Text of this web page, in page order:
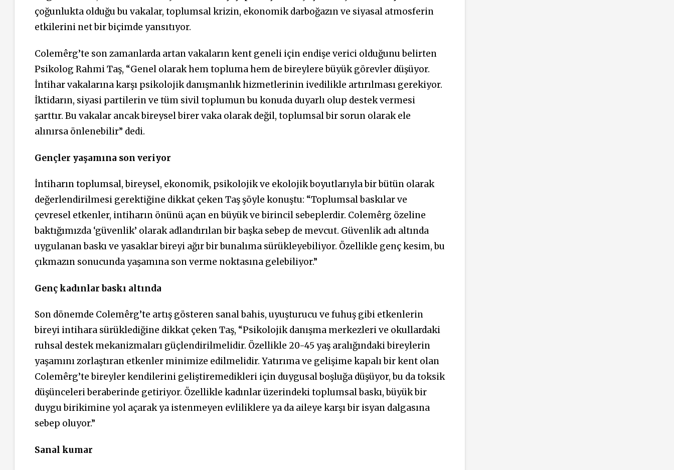
çoğunlukta olduğu bu vakalar, toplumsal krizin, ekonomik darboğazın ve siyasal atmosferin
etkilerini net bir biçimde yansıtıyor.
Colemêrg’te son zamanlarda artan vakaların kent geneli için endişe verici olduğunu belirten
Psikolog Rahmi Taş, “Genel olarak hem topluma hem de bireylere büyük görevler düşüyor.
İntihar vakalarına karşı psikolojik danışmanlık hizmetlerinin ivedilikle artırılması gerekiyor.
İktidarın, siyasi partilerin ve tüm sivil toplumun bu konuda duyarlı olup destek vermesi
şarttır. Bu vakalar ancak bireysel birer vaka olarak değil, toplumsal bir sorun olarak ele
alınırsa önlenebilir” dedi.
Gençler yaşamına son veriyor
İntiharın toplumsal, bireysel, ekonomik, psikolojik ve ekolojik boyutlarıyla bir bütün olarak
değerlendirilmesi gerektiğine dikkat çeken Taş şöyle konuştu: “Toplumsal baskılar ve
çevresel etkenler, intiharın önünü açan en büyük ve birincil sebeplerdir. Colemêrg özeline
baktığımızda ‘güvenlik’ olarak adlandırılan bir başka sebep de mevcut. Güvenlik adı altında
uygulanan baskı ve yasaklar bireyi ağır bir bunalıma sürükleyebiliyor. Özellikle genç kesim, bu
çıkmazın sonucunda yaşamına son verme noktasına gelebiliyor.”
Genç kadınlar baskı altında
Son dönemde Colemêrg’te artış gösteren sanal bahis, uyuşturucu ve fuhuş gibi etkenlerin
bireyi intihara sürüklediğine dikkat çeken Taş, “Psikolojik danışma merkezleri ve okullardaki
ruhsal destek mekanizmaları güçlendirilmelidir. Özellikle 20-45 yaş aralığındaki bireylerin
yaşamını zorlaştıran etkenler minimize edilmelidir. Yatırıma ve gelişime kapalı bir kent olan
Colemêrg’te bireyler kendilerini geliştiremedikleri için duygusal boşluğa düşüyor, bu da toksik
düşünceleri beraberinde getiriyor. Özellikle kadınlar üzerindeki toplumsal baskı, büyük bir
duygu birikimine yol açarak ya istenmeyen evliliklere ya da aileye karşı bir isyan dalgasına
sebep oluyor.”
Sanal kumar